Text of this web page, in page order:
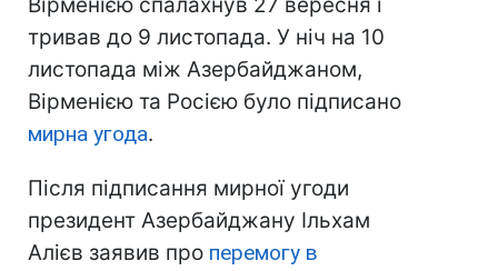
Вірменією спалахнув 27 вересня і
тривав до 9 листопада. У ніч на 10
листопада між Азербайджаном,
Вірменією та Росією було підписано
мирна угода.
Після підписання мирної угоди
президент Азербайджану Ільхам
Алієв заявив про перемогу в